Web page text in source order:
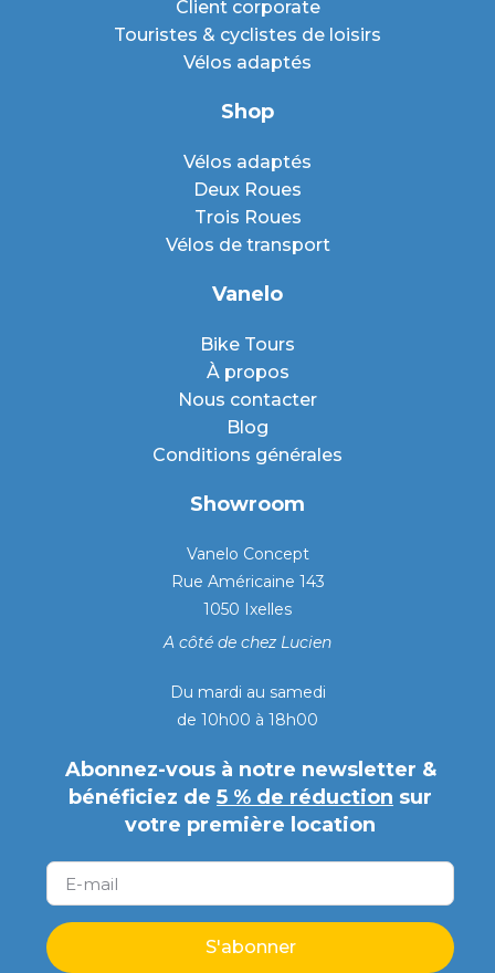
Client corporate
Touristes & cyclistes de loisirs
Vélos adaptés
Shop
Vélos adaptés
Deux Roues
Trois Roues
Vélos de transport
Vanelo
Bike Tours
À propos
Nous contacter
Blog
Conditions générales
Showroom
Vanelo Concept
Rue Américaine 143
1050 Ixelles
A côté de chez Lucien
Du mardi au samedi
de 10h00 à 18h00
Abonnez-vous à notre newsletter &
bénéficiez de 5 % de réduction sur
votre première location
S'abonner